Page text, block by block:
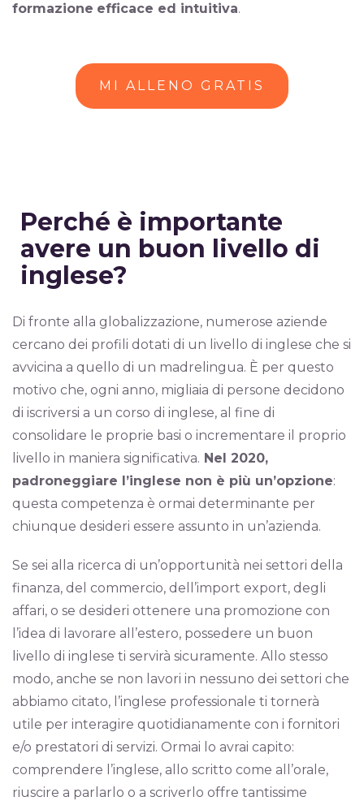
formazione efficace ed intuitiva.
MI ALLENO GRATIS
Perché è importante
avere un buon livello di
inglese?
Di fronte alla globalizzazione, numerose aziende
cercano dei profili dotati di un livello di inglese che si
avvicina a quello di un madrelingua. È per questo
motivo che, ogni anno, migliaia di persone decidono
di iscriversi a un corso di inglese, al fine di
consolidare le proprie basi o incrementare il proprio
livello in maniera significativa. Nel 2020,
padroneggiare l’inglese non è più un’opzione:
questa competenza è ormai determinante per
chiunque desideri essere assunto in un’azienda.
Se sei alla ricerca di un’opportunità nei settori della
finanza, del commercio, dell’import export, degli
affari, o se desideri ottenere una promozione con
l’idea di lavorare all’estero, possedere un buon
livello di inglese ti servirà sicuramente. Allo stesso
modo, anche se non lavori in nessuno dei settori che
abbiamo citato, l’inglese professionale ti tornerà
utile per interagire quotidianamente con i fornitori
e/o prestatori di servizi. Ormai lo avrai capito:
comprendere l’inglese, allo scritto come all’orale,
riuscire a parlarlo o a scriverlo offre tantissime